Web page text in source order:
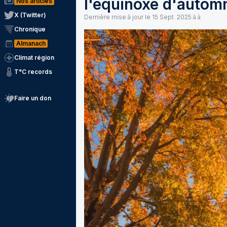
X (Twitter)
Chronique
Almanach
Climat région
T°C records
Faire un don
l'équinoxe
Dernière mise à jour le 15 Sept. 2025 à à